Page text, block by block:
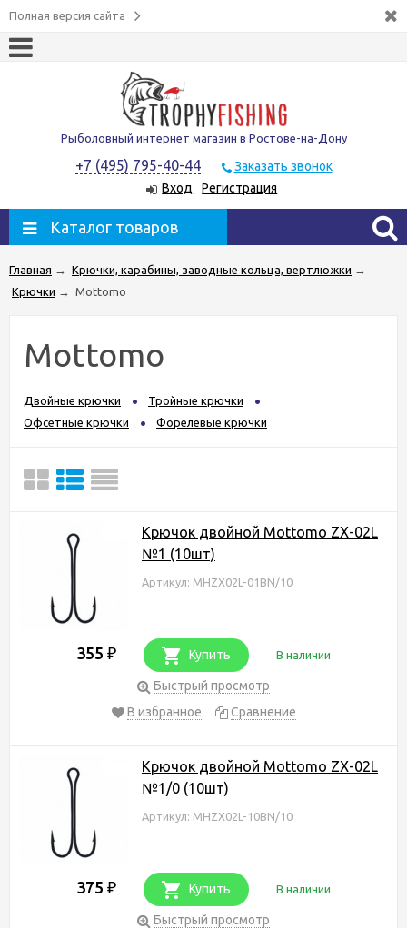
Полная версия сайта
Рыболовный интернет магазин в Ростове-на-Дону
+7 (495) 795-40-44
Заказать звонок
Вход
Регистрация
Каталог товаров
Главная → Крючки, карабины, заводные кольца, вертлюжки →
Крючки → Mottomo
Mottomo
Двойные крючки
Тройные крючки
Офсетные крючки
Форелевые крючки
Крючок двойной Mottomo ZX-02L
№1 (10шт)
Артикул: MHZX02L-01BN/10
355 ₽ Купить В наличии
Быстрый просмотр
В избранное
Сравнение
Крючок двойной Mottomo ZX-02L
№1/0 (10шт)
Артикул: MHZX02L-10BN/10
375 ₽ Купить В наличии
Быстрый просмотр